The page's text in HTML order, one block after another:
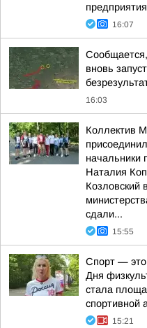
16:07
Сообщается,
вновь
16:03
Коллектив
начальники
Наталия
Козловский
сдали...
15:55
Спорт — это
Дня
стала
спортивной
15:21